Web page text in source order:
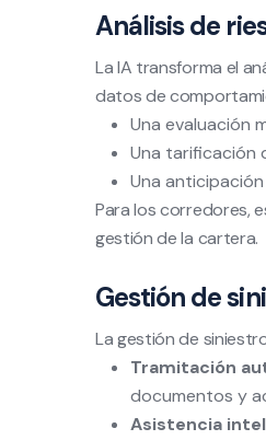
Análisis de
La IA transforma el
datos de
Una evaluación
Una tarificación
Una
Para los corredores,
gestión de la cartera.
Gestión de
La gestión de
Tramitación
documentos y
Asistencia